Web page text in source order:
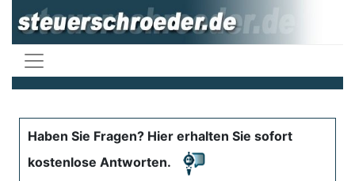
Haben Sie Fragen? Hier erhalten Sie sofort
kostenlose Antworten.